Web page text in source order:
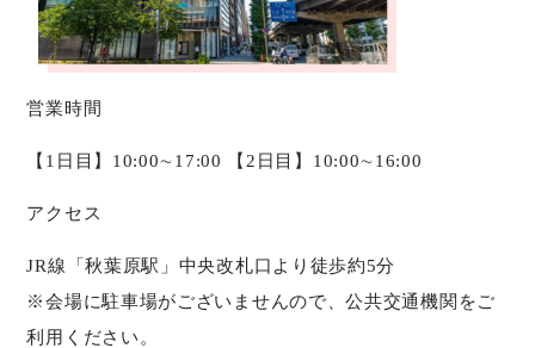
営業時間
【1日目】10:00∼17:00 【2日目】10:00∼16:00
アクセス
JR線「秋葉原駅」中央改札口より徒歩約5分
※会場に駐車場がございませんので、公共交通機関をご
利用ください。